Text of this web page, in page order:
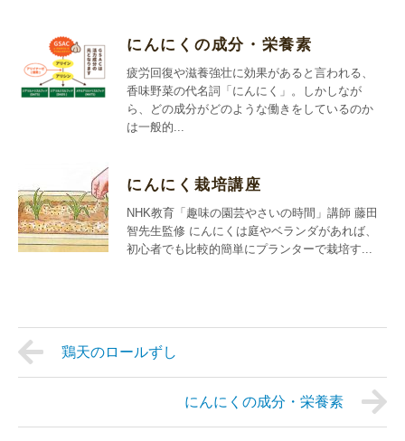
にんにくの成分・栄養素
疲労回復や滋養強壮に効果があると言われる、
香味野菜の代名詞「にんにく」。しかしなが
ら、どの成分がどのような働きをしているのか
は一般的...
にんにく栽培講座
NHK教育「趣味の園芸やさいの時間」講師 藤田
智先生監修 にんにくは庭やベランダがあれば、
初心者でも比較的簡単にプランターで栽培す...
鶏天のロールずし
にんにくの成分・栄養素